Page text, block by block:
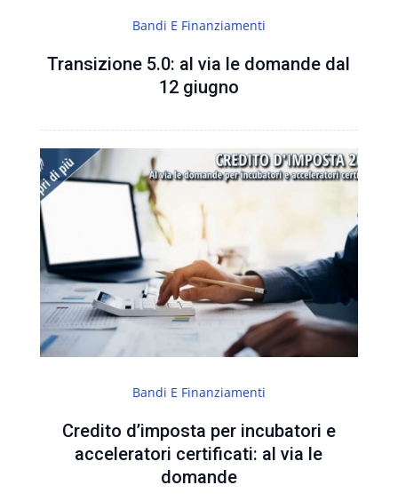
Bandi E Finanziamenti
Transizione 5.0: al via le domande dal
12 giugno
Bandi E Finanziamenti
Credito d’imposta per incubatori e
acceleratori certificati: al via le
domande